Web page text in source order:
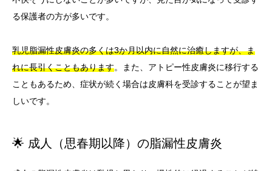
る保護者の方が多いです。
乳児脂漏性皮膚炎の多くは3か月以内に自然に治癒しますが、ま
れに長引くこともあります。また、アトピー性皮膚炎に移行する
こともあるため、症状が続く場合は皮膚科を受診することが望ま
しいです。
🌟 成人（思春期以降）の脂漏性皮膚炎